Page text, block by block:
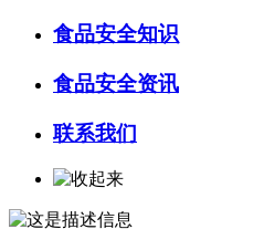
食品安全知识
食品安全资讯
联系我们